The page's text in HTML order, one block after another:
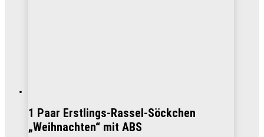
1 Paar Erstlings-Rassel-Söckchen
„Weihnachten“ mit ABS